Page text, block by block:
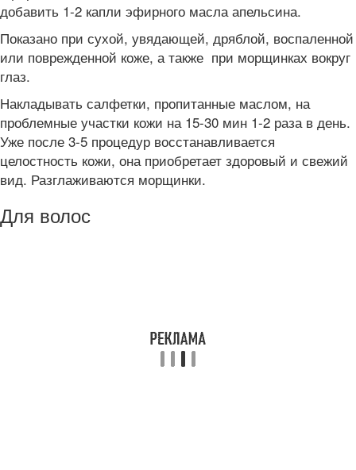
добавить 1-2 капли эфирного масла апельсина.
Показано при сухой, увядающей, дряблой, воспаленной
или поврежденной коже, а также при морщинках вокруг
глаз.
Накладывать салфетки, пропитанные маслом, на
проблемные участки кожи на 15-30 мин 1-2 раза в день.
Уже после 3-5 процедур восстанавливается
целостность кожи, она приобретает здоровый и свежий
вид. Разглаживаются морщинки.
Для волос